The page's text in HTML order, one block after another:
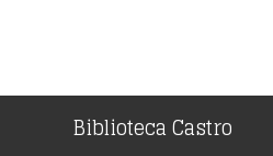
Biblioteca Castro